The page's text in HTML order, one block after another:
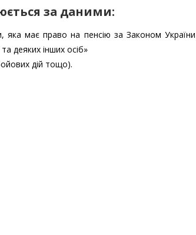
за даними:
яка має право на пенсію за Законом України
деяких інших осіб»
дій тощо).